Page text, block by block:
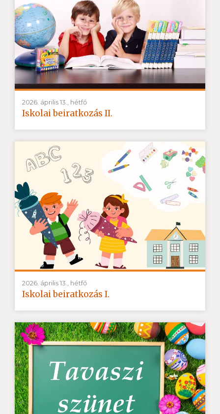
2026. április 13., hétfő
Iskolai beiratkozás II.
2026. április 13., hétfő
Iskolai beiratkozás I.